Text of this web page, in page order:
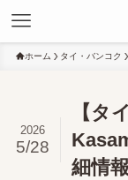
ホーム タイ・バンコク
【タ
細情
2026
5/28